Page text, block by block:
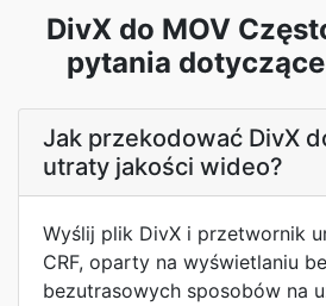
DivX do MOV
pytania
Jak przekodować DivX
utraty jakości wideo?
Wyślij plik DivX i przetwornik
CRF, oparty na wyświetlaniu
bezutrasowych sposobów na